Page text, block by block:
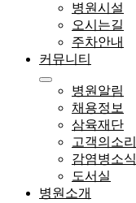
병원시설
오시는길
주차안내
커뮤니티
병원알림
채용정보
삼육재단
고객의소리
감염병소식
도서실
병원소개